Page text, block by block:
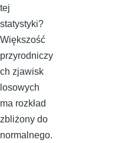
tej
statystyki?
Większość
przyrodniczy
ch zjawisk
losowych
ma rozkład
zbliżony do
normalnego.